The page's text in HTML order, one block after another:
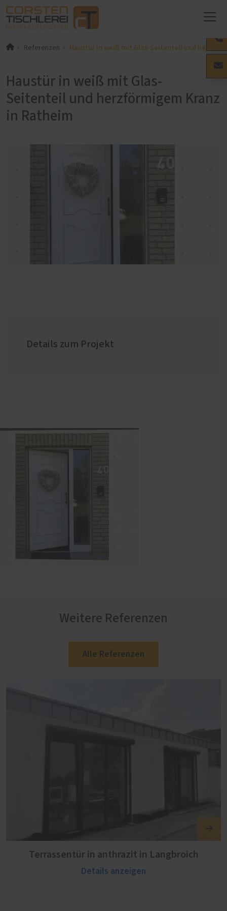
Referenzen Haustür in weiß mit Glas-Seitenteil und
Haustür in weiß mit Glas-
Seitenteil und herzförmigem Kranz
in Ratheim
Details zum Projekt
Weitere Referenzen
Alle Referenzen
Terrassentür in anthrazit in Langbroich
Details anzeigen